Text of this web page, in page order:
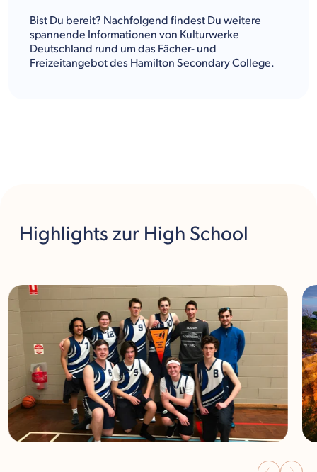
Bist Du bereit? Nachfolgend findest Du weitere
spannende Informationen von Kulturwerke
Deutschland rund um das Fächer- und
Freizeitangebot des Hamilton Secondary College.
Highlights zur High School